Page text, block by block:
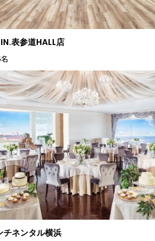
表参道HALL店
チネンタル横浜